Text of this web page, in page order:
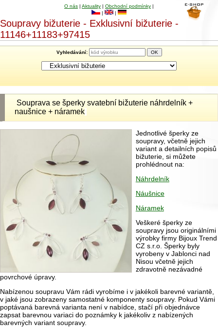
O nás | Aktuality | Obchodní podmínky |
|
|
Soupravy bižuterie - Exklusivní bižuterie -
11146+11183+97415
Vyhledávání:
Souprava se šperky svatební bižuterie náhrdelník +
naušnice + náramek
Jednotlivé šperky ze
soupravy, včetně jejich
variant a detailních popisů
bižuterie, si můžete
prohlédnout na:
Náhrdelník
Náušnice
Náramek
Veškeré šperky ze
soupravy jsou originálními
výrobky firmy Bijoux Trend
CZ s.r.o. Šperky byly
vyrobeny v Jablonci nad
Nisou včetně jejich
zdravotně nezávadné
povrchové úpravy.
Nabízenou soupravu Vám rádi vyrobíme i v jakékoli barevné variantě,
v jaké jsou zobrazeny samostatné komponenty soupravy. Pokud Vámi
poptávaná barevná varianta není v nabídce, stačí při objednávce
zapsat barevnou variaci do poznámky k jakékoliv z nabízených
barevných variant soupravy.